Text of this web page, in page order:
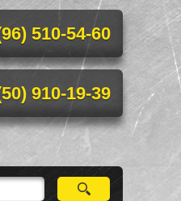
510-54-60
910-19-39